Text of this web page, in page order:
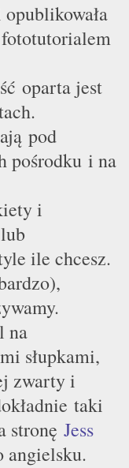
oparta jest
pod
pośrodku i na
i
ile chcesz.
na
słupkami,
zwarty i
taki
stronę Jess
angielsku.